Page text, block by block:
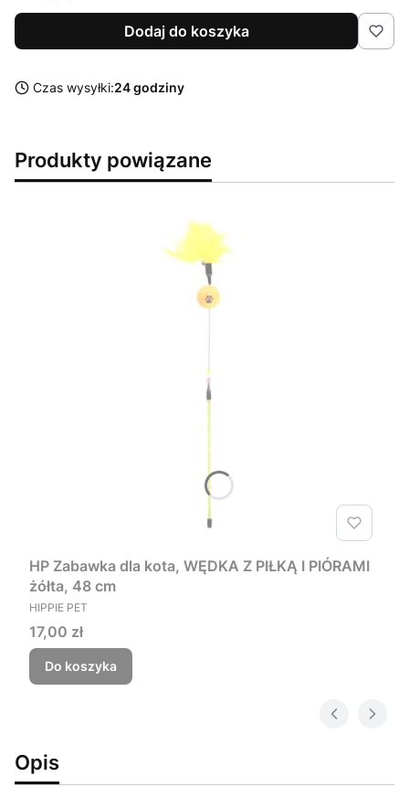
Dodaj do koszyka
Czas wysyłki:24 godziny
Produkty powiązane
HP Zabawka dla kota, WĘDKA Z PIŁKĄ I PIÓRAMI
żółta, 48 cm
PRODUCENT
HIPPIE PET
Cena
17,00 zł
Do koszyka
Opis